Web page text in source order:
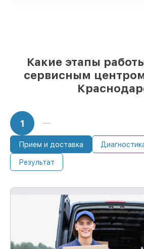
Какие этапы
сервисным
1
Прием и доставка
Результат